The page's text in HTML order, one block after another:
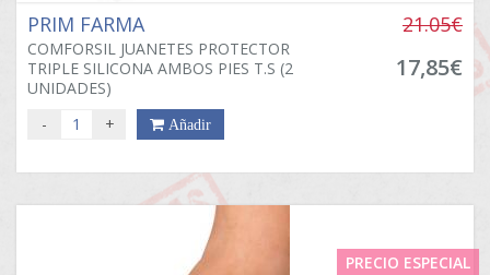
PRIM FARMA
COMFORSIL JUANETES PROTECTOR
TRIPLE SILICONA AMBOS PIES T.S (2
UNIDADES)
21.05€
17,85€
- + Añadir
PRECIO ESPECIAL